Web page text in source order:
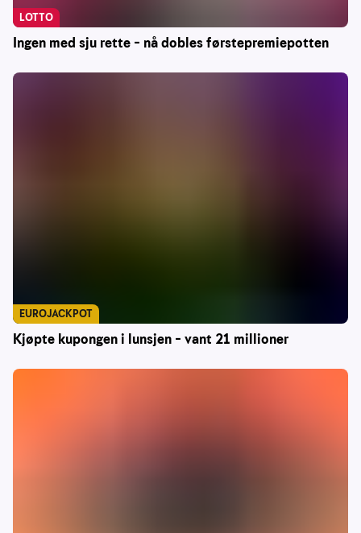
Ingen med sju rette – nå dobles førstepremiepotten
LOTTO
Kjøpte kupongen i lunsjen – vant 21 millioner
EUROJACKPOT